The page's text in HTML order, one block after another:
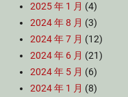
2025 年 1 月 (4)
2024 年 8 月 (3)
2024 年 7 月 (12)
2024 年 6 月 (21)
2024 年 5 月 (6)
2024 年 1 月 (8)